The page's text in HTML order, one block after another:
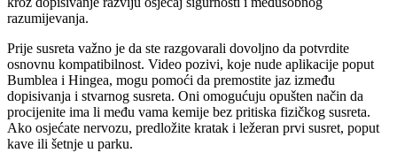
razumijevanja.
Prije susreta važno je da ste razgovarali dovoljno da potvrdite
osnovnu kompatibilnost. Video pozivi, koje nude aplikacije poput
Bumblea i Hingea, mogu pomoći da premostite jaz između
dopisivanja i stvarnog susreta. Oni omogućuju opušten način da
procijenite ima li među vama kemije bez pritiska fizičkog susreta.
Ako osjećate nervozu, predložite kratak i ležeran prvi susret, poput
kave ili šetnje u parku.